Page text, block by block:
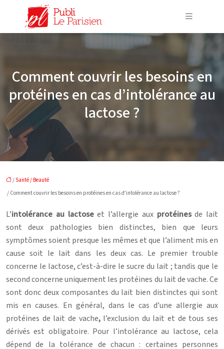
Comment couvrir les besoins en
protéines en cas d’intolérance au
lactose ?
/ Santé / Beauté
/ Comment couvrir les besoins en protéines en cas d’intolérance au lactose ?
L’intolérance au lactoseet l’allergie aux protéinesde lait
sont deux pathologies bien distinctes, bien que leurs
symptômes soient presque les mêmes et que l’aliment mis en
cause soit le lait dans les deux cas. Le premier trouble
concerne le lactose, c’est-à-dire le sucre du lait ; tandis que le
second concerne uniquement les protéines du lait de vache. Ce
sont donc deux composantes du lait bien distinctes qui sont
mis en causes. En général, dans le cas d’une allergie aux
protéines de lait de vache,l’exclusion du lait et de tous ses
dérivés est obligatoire. Pour l’intolérance au lactose, cela
dépend de la tolérance de chacun : certaines personnes